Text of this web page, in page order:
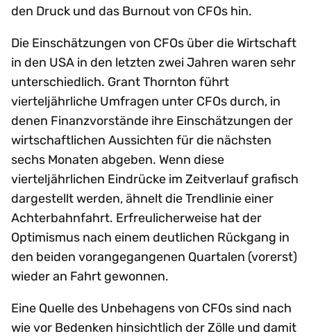
den Druck und das Burnout von CFOs hin.
Die Einschätzungen von CFOs über die Wirtschaft
in den USA in den letzten zwei Jahren waren sehr
unterschiedlich. Grant Thornton führt
vierteljährliche Umfragen unter CFOs durch, in
denen Finanzvorstände ihre Einschätzungen der
wirtschaftlichen Aussichten für die nächsten
sechs Monaten abgeben. Wenn diese
vierteljährlichen Eindrücke im Zeitverlauf grafisch
dargestellt werden, ähnelt die Trendlinie einer
Achterbahnfahrt. Erfreulicherweise hat der
Optimismus nach einem deutlichen Rückgang in
den beiden vorangegangenen Quartalen (vorerst)
wieder an Fahrt gewonnen.
Eine Quelle des Unbehagens von CFOs sind nach
wie vor Bedenken hinsichtlich der Zölle und damit